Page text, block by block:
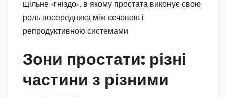
щільне «гніздо», в якому простата виконує свою
роль посередника між сечовою і
репродуктивною системами.
Зони простати: різні
частини з різними